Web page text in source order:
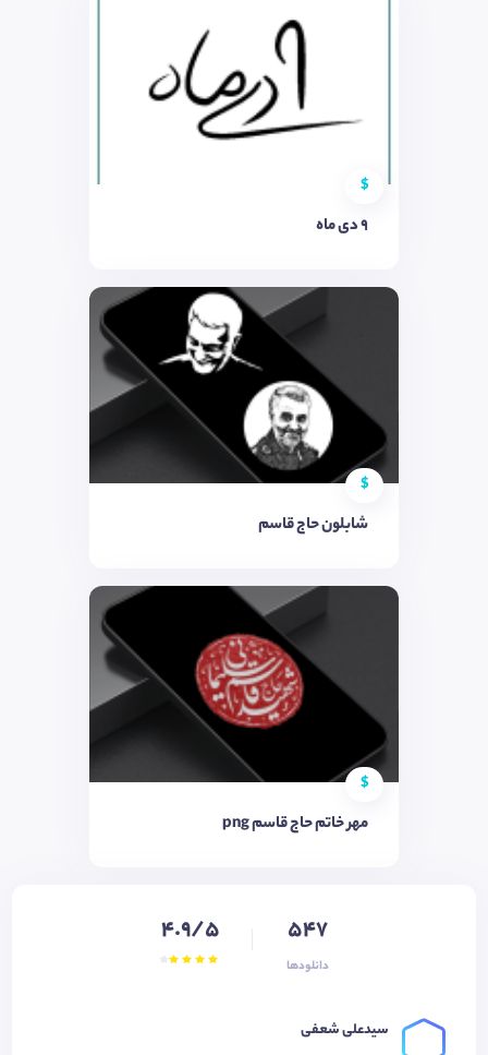
$
9 دی ماه
$
شابلون حاج قاسم
$
مهر خاتم حاج قاسم png
547
دانلودها
4.9/5
سیدعلی شعفی